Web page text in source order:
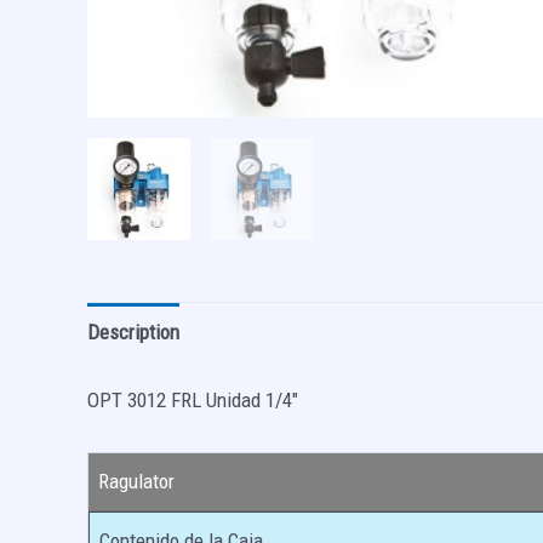
Description
OPT 3012 FRL Unidad 1/4″
Ragulator